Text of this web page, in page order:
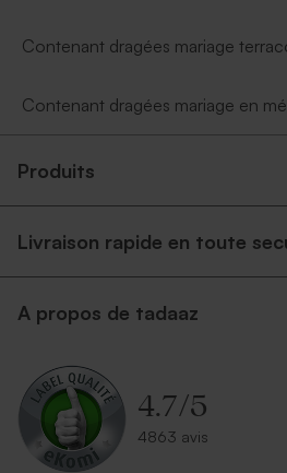
Contenant dragées mariage
Contenant dragées mariage en
Produits
Livraison rapide en toute
A propos de tadaaz
4.7/5
4863 avis